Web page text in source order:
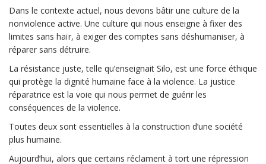
Dans le contexte actuel, nous devons bâtir une culture de la
nonviolence active. Une culture qui nous enseigne à fixer des
limites sans haïr, à exiger des comptes sans déshumaniser, à
réparer sans détruire.
La résistance juste, telle qu’enseignait Silo, est une force éthique
qui protège la dignité humaine face à la violence. La justice
réparatrice est la voie qui nous permet de guérir les
conséquences de la violence.
Toutes deux sont essentielles à la construction d’une société
plus humaine.
Aujourd’hui, alors que certains réclament à tort une répression